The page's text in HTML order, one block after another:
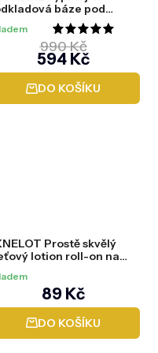
báze pod
up a oční stíny, 20 ml
Průměrné
hodnocení
produktu
je
594 Kč
990 Kč
DO KOŠÍKU
Prostě skvělý
lotion roll-on na
89 Kč
DO KOŠÍKU